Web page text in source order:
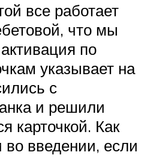
все работает
что мы
по
указывает на
с
и решили
карточкой. Как
введении, если